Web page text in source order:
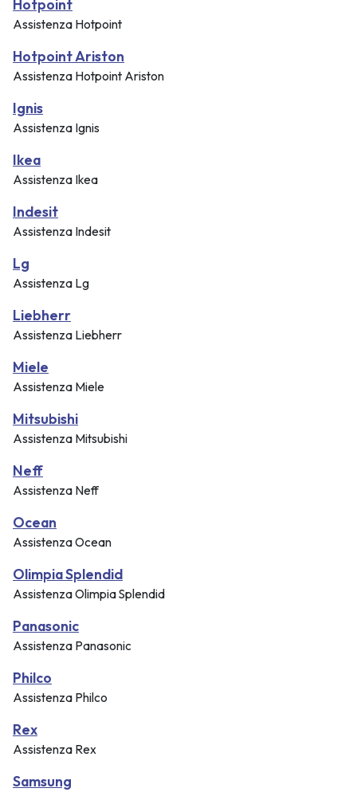
Hotpoint
Assistenza Hotpoint
Hotpoint Ariston
Assistenza Hotpoint Ariston
Ignis
Assistenza Ignis
Ikea
Assistenza Ikea
Indesit
Assistenza Indesit
Lg
Assistenza Lg
Liebherr
Assistenza Liebherr
Miele
Assistenza Miele
Mitsubishi
Assistenza Mitsubishi
Neff
Assistenza Neff
Ocean
Assistenza Ocean
Olimpia Splendid
Assistenza Olimpia Splendid
Panasonic
Assistenza Panasonic
Philco
Assistenza Philco
Rex
Assistenza Rex
Samsung